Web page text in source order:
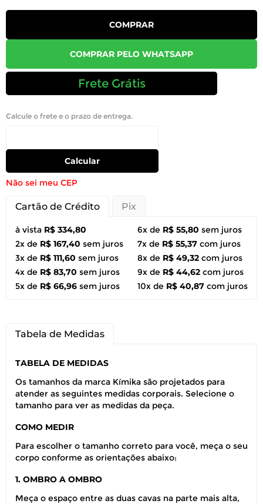
COMPRAR
COMPRAR PELO WHATSAPP
Frete Grátis
Calcule o frete e o prazo de entrega.
Calcular
Não sei meu CEP
Cartão de Crédito Pix
à vista R$ 334,80
2x de R$ 167,40 sem juros
3x de R$ 111,60 sem juros
4x de R$ 83,70 sem juros
5x de R$ 66,96 sem juros
6x de R$ 55,80 sem juros
7x de R$ 55,37 com juros
8x de R$ 49,32 com juros
9x de R$ 44,62 com juros
10x de R$ 40,87 com juros
Tabela de Medidas
TABELA DE MEDIDAS
Os tamanhos da marca Kímika são projetados para
atender as seguintes medidas corporais. Selecione o
tamanho para ver as medidas da peça.
COMO MEDIR
Para escolher o tamanho correto para você, meça o seu
corpo conforme as orientações abaixo:
1. OMBRO A OMBRO
Meça o espaço entre as duas cavas na parte mais alta,